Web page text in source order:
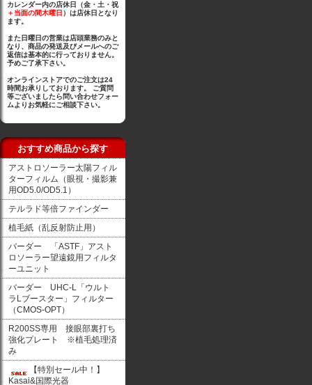
カレンダー内の店休日（金・土・祝
＋当面の間木曜日 ）は店休日となり
ます。
また日曜日の営業は店頭業務のみと
なり、商品の発送及びメールへのご
返信は基本的に行っておりません。
予めご了承下さい。
オンラインストアでのご注文は24
時間お承りしております。 ご質問
等ございましたら問い合わせフォー
ムよりお気軽にご相談下さい。
おすすめ商品から探す
アストロソーラー太陽フィル
ターフィルム（眼視・撮影兼
用OD5.0/OD5.1）
テルラド等倍ファインダー
植毛紙（乱反射防止用）
バーダー 「ASTF」アスト
ロソーラー望遠鏡用フィルタ
ーユニット
バーダー UHC-L「ウルト
ラLブースター」フィルター
（CMOS-OPT）
R200SS専用 接眼部裏打ち
強化プレート ※植毛処理済
み
【特別セール中！】
Kasai&国際光器